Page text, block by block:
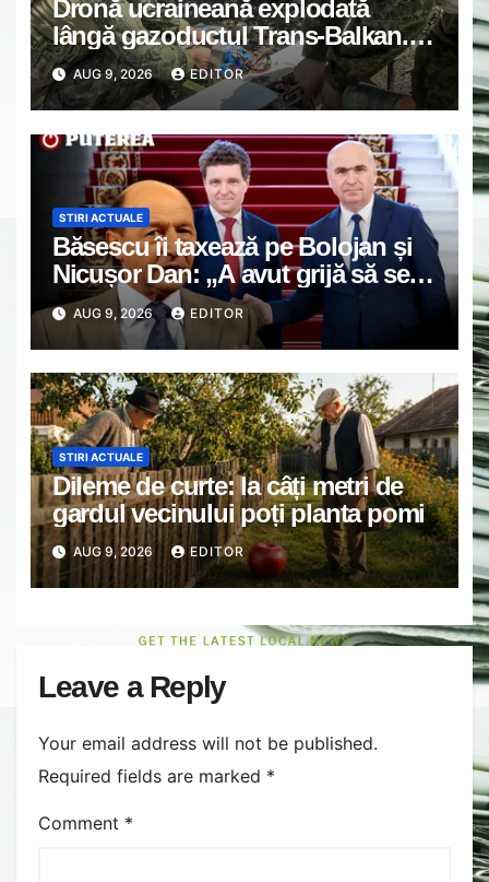
Dronă ucraineană explodată
lângă gazoductul Trans-Balkan.
Chirieac: “România și Bulgaria
trebuie să ceară explicații
Ucrainei”
AUG 9, 2026 EDITOR
STIRI ACTUALE
Băsescu îi taxează pe Bolojan și
Nicușor Dan: „A avut grijă să se
vadă că a luat o carte de la
anticariat”
AUG 9, 2026 EDITOR
STIRI ACTUALE
Dileme de curte: la câți metri de
gardul vecinului poți planta pomi
AUG 9, 2026 EDITOR
Leave a Reply
Your email address will not be published.
Required fields are marked *
Comment *